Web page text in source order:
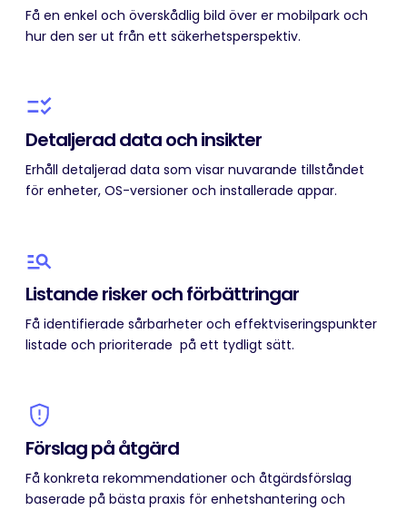
Få en enkel och överskådlig bild över er mobilpark och
hur den ser ut från ett säkerhetsperspektiv.
Detaljerad data och insikter
Erhåll detaljerad data som visar nuvarande tillståndet
för enheter, OS-versioner och installerade appar.
Listande risker och förbättringar
Få identifierade sårbarheter och effektviseringspunkter
listade och prioriterade på ett tydligt sätt.
Förslag på åtgärd
Få konkreta rekommendationer och åtgärdsförslag
baserade på bästa praxis för enhetshantering och